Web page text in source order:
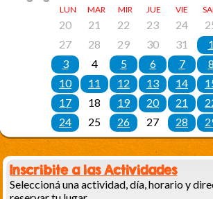
Inscribite a las Actividades
Seleccioná una actividad, día, horario y